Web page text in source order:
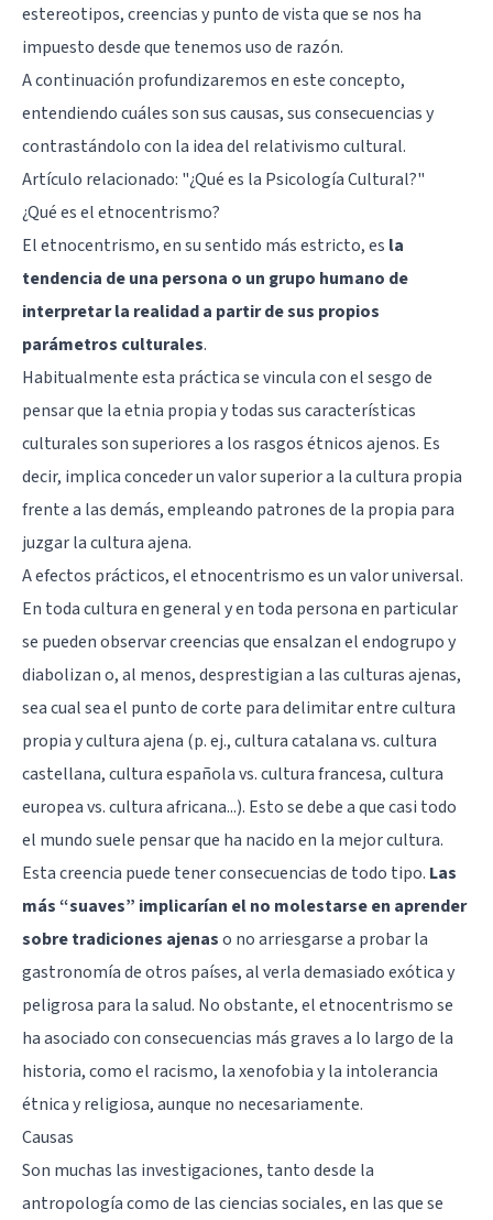
estereotipos, creencias y punto de vista que se nos ha
impuesto desde que tenemos uso de razón.
A continuación profundizaremos en este concepto,
entendiendo cuáles son sus causas, sus consecuencias y
contrastándolo con la idea del relativismo cultural.
Artículo relacionado: "¿Qué es la Psicología Cultural?"
¿Qué es el etnocentrismo?
El etnocentrismo, en su sentido más estricto, es la
tendencia de una persona o un grupo humano de
interpretar la realidad a partir de sus propios
parámetros culturales.
Habitualmente esta práctica se vincula con el sesgo de
pensar que la etnia propia y todas sus características
culturales son superiores a los rasgos étnicos ajenos. Es
decir, implica conceder un valor superior a la cultura propia
frente a las demás, empleando patrones de la propia para
juzgar la cultura ajena.
A efectos prácticos, el etnocentrismo es un valor universal.
En toda cultura en general y en toda persona en particular
se pueden observar creencias que ensalzan el endogrupo y
diabolizan o, al menos, desprestigian a las culturas ajenas,
sea cual sea el punto de corte para delimitar entre cultura
propia y cultura ajena (p. ej., cultura catalana vs. cultura
castellana, cultura española vs. cultura francesa, cultura
europea vs. cultura africana...). Esto se debe a que casi todo
el mundo suele pensar que ha nacido en la mejor cultura.
Esta creencia puede tener consecuencias de todo tipo. Las
más “suaves” implicarían el no molestarse en aprender
sobre tradiciones ajenaso no arriesgarse a probar la
gastronomía de otros países, al verla demasiado exótica y
peligrosa para la salud. No obstante, el etnocentrismo se
ha asociado con consecuencias más graves a lo largo de la
historia, como el racismo, la xenofobia y la intolerancia
étnica y religiosa, aunque no necesariamente.
Causas
Son muchas las investigaciones, tanto desde la
antropología como de las ciencias sociales, en las que se